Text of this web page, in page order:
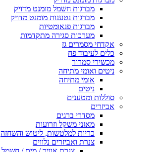
מברגות חשמל מומנט מדויק
מברגות נטענות מומנט מדויק
מברגות פנאומטיות
מערכות סגירה מתקדמות
אקדחי מסמרים גז
כלים לעיבוד פח
מכשירי סמרור
ניטים ואומי מתיחה
אומי מתיחה
ניטים
סוללות ומטענים
אביזרים
מסדרי ברגים
מאזני משקל וזרועות
כריות למלטשות, ליטוש והשחזה
צנרת ואביזרים נלווים